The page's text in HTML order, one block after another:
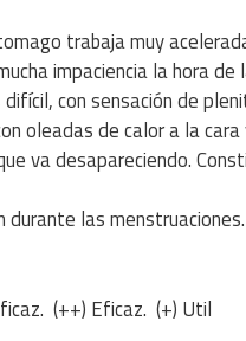
trabaja muy
impaciencia la hora de
con sensación de
oleadas de calor a la cara
va desapareciendo.
durante las menstruaciones.
(++) Eficaz. (+) Util